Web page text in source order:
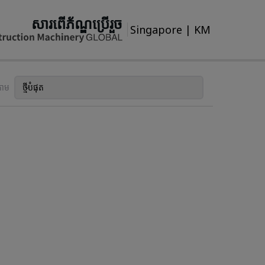
សារពើភ័ណ្ឌប្រើរួច Singapore | KM
ម ថ្មីបំផុត